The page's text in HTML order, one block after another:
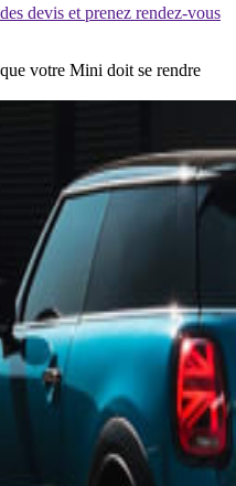
devis et prenez rendez-vous
votre Mini doit se rendre